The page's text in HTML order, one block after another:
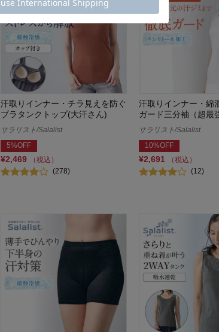
汗取りインナー・チラ見えを防ぐ
ブラタンクトップ(大汗さん)
サラリスト/Salalist
5%OFF
¥2,469
（税込）
(278)
汗取りインナー・綿
ガード三分袖（超最
サラリスト/Salalist
10%OFF
¥2,691
（税込）
(12)